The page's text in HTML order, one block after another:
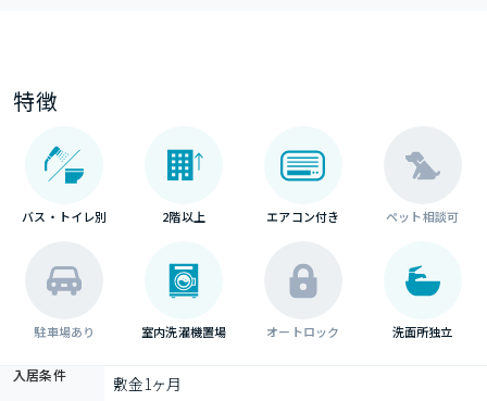
特徴
バス・トイレ別 2階以上 エアコン付き ペット相談可
駐車場あり 室内洗濯機置場 オートロック 洗面所独立
入居条件 敷金1ヶ月